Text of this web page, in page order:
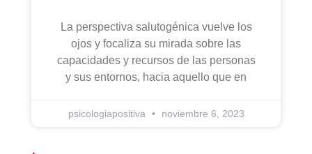
La perspectiva salutogénica vuelve los
ojos y focaliza su mirada sobre las
capacidades y recursos de las personas
y sus entornos, hacia aquello que en
psicologiapositiva noviembre 6, 2023
.